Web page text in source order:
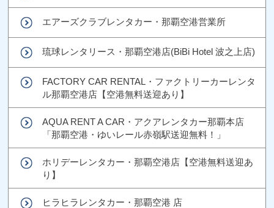
エアーズクラブレンタカー・那覇空港営業所
琉球レンタリース・那覇空港店(BiBi Hotel 波之上店)
FACTORY CAR RENTAL・ファクトリーカーレンタ
ル那覇空港店【空港無料送迎あり】
AQUA RENT A CAR・アクアレンタカー那覇本店
「那覇空港・ゆいレール赤嶺駅送迎無料！」
ホリデーレンタカー・那覇空港店【空港無料送迎あ
り】
ヒラヒラレンタカー・那覇空港 店